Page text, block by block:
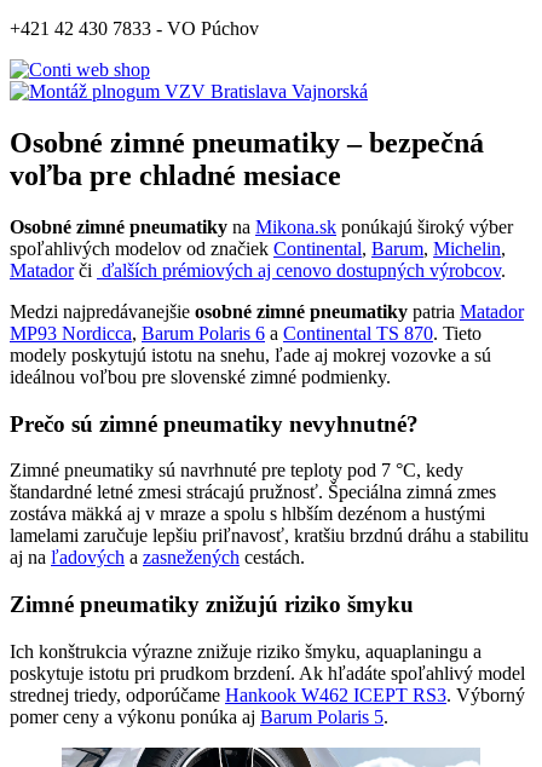
+421 42 430 7833 - VO Púchov
Osobné zimné pneumatiky – bezpečná
voľba pre chladné mesiace
Osobné zimné pneumatiky na Mikona.sk ponúkajú široký výber
spoľahlivých modelov od značiek Continental, Barum, Michelin,
Matadorči ďalších prémiových aj cenovo dostupných výrobcov.
Medzi najpredávanejšie osobné zimné pneumatiky patria Matador
MP93 Nordicca, Barum Polaris 6 a Continental TS 870. Tieto
modely poskytujú istotu na snehu, ľade aj mokrej vozovke a sú
ideálnou voľbou pre slovenské zimné podmienky.
Prečo sú zimné pneumatiky nevyhnutné?
Zimné pneumatiky sú navrhnuté pre teploty pod 7 °C, kedy
štandardné letné zmesi strácajú pružnosť. Špeciálna zimná zmes
zostáva mäkká aj v mraze a spolu s hlbším dezénom a hustými
lamelami zaručuje lepšiu priľnavosť, kratšiu brzdnú dráhu a stabilitu
aj na ľadových a zasnežených cestách.
Zimné pneumatiky znižujú riziko šmyku
Ich konštrukcia výrazne znižuje riziko šmyku, aquaplaningu a
poskytuje istotu pri prudkom brzdení. Ak hľadáte spoľahlivý model
strednej triedy, odporúčame Hankook W462 ICEPT RS3. Výborný
pomer ceny a výkonu ponúka aj Barum Polaris 5.